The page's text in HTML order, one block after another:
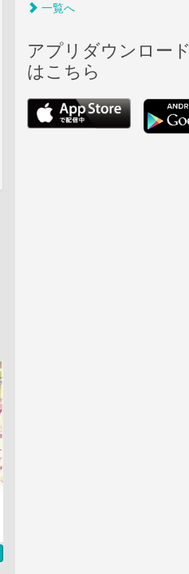
一覧へ
アプリダウンロード
はこちら